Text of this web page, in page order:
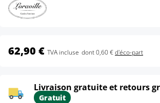
62,90 € TVA incluse dont 0,60 €d'éco-part
Livraison gratuite et retours
Gratuit